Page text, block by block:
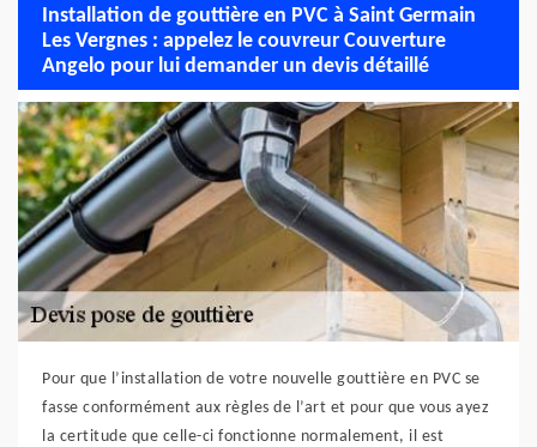
Installation de gouttière en PVC à Saint Germain
Les Vergnes : appelez le couvreur Couverture
Angelo pour lui demander un devis détaillé
Pour que l’installation de votre nouvelle gouttière en PVC se
fasse conformément aux règles de l’art et pour que vous ayez
la certitude que celle-ci fonctionne normalement, il est